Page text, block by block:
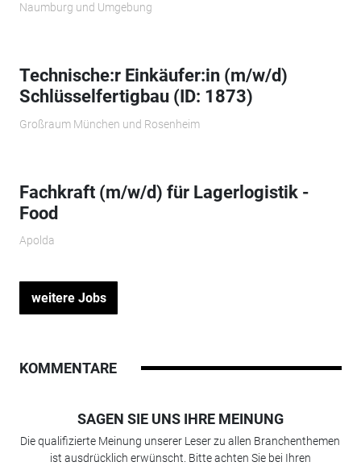
Naumburg und Umgebung
Technische:r Einkäufer:in (m/w/d)
Schlüsselfertigbau (ID: 1873)
Großraum München und Rosenheim
Fachkraft (m/w/d) für Lagerlogistik -
Food
Apolda
weitere Jobs
KOMMENTARE
SAGEN SIE UNS IHRE MEINUNG
Die qualifizierte Meinung unserer Leser zu allen Branchenthemen
ist ausdrücklich erwünscht. Bitte achten Sie bei Ihren